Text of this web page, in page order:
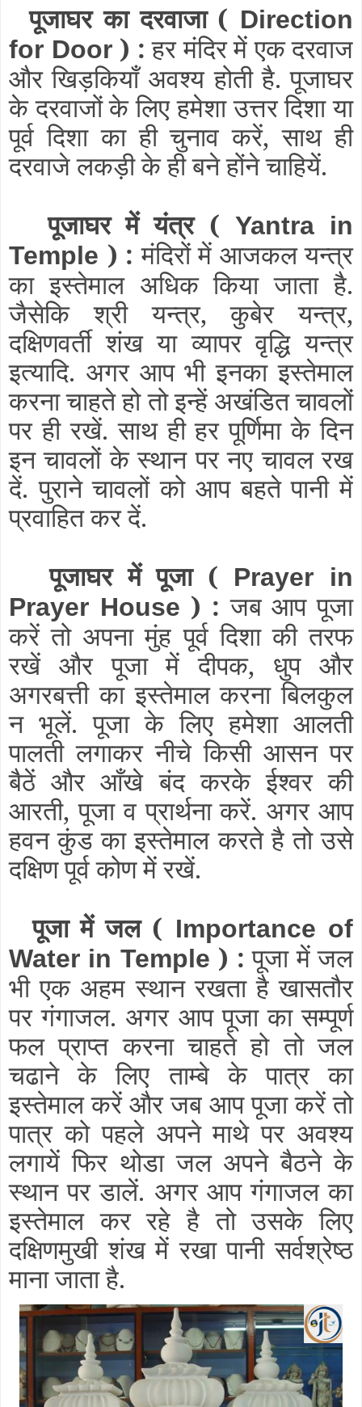
पूजाघर का दरवाजा ( Direction
for Door ) :हर मंदिर में एक दरवाज
और खिड़कियाँ अवश्य होती है. पूजाघर
के दरवाजों के लिए हमेशा उत्तर दिशा या
पूर्व दिशा का ही चुनाव करें, साथ ही
दरवाजे लकड़ी के ही बने होंने चाहियें.
पूजाघर में यंत्र ( Yantra in
Temple ) :मंदिरों में आजकल यन्त्र
का इस्तेमाल अधिक किया जाता है.
जैसेकि श्री यन्त्र, कुबेर यन्त्र,
दक्षिणवर्ती शंख या व्यापर वृद्धि यन्त्र
इत्यादि. अगर आप भी इनका इस्तेमाल
करना चाहते हो तो इन्हें अखंडित चावलों
पर ही रखें. साथ ही हर पूर्णिमा के दिन
इन चावलों के स्थान पर नए चावल रख
दें. पुराने चावलों को आप बहते पानी में
प्रवाहित कर दें.
पूजाघर में पूजा ( Prayer in
Prayer House ) :जब आप पूजा
करें तो अपना मुंह पूर्व दिशा की तरफ
रखें और पूजा में दीपक, धुप और
अगरबत्ती का इस्तेमाल करना बिलकुल
न भूलें. पूजा के लिए हमेशा आलती
पालती लगाकर नीचे किसी आसन पर
बैठें और आँखे बंद करके ईश्वर की
आरती, पूजा व प्रार्थना करें. अगर आप
हवन कुंड का इस्तेमाल करते है तो उसे
दक्षिण पूर्व कोण में रखें.
पूजा में जल ( Importance of
Water in Temple ) :पूजा में जल
भी एक अहम स्थान रखता है खासतौर
पर गंगाजल. अगर आप पूजा का सम्पूर्ण
फल प्राप्त करना चाहते हो तो जल
चढाने के लिए ताम्बे के पात्र का
इस्तेमाल करें और जब आप पूजा करें तो
पात्र को पहले अपने माथे पर अवश्य
लगायें फिर थोडा जल अपने बैठने के
स्थान पर डालें. अगर आप गंगाजल का
इस्तेमाल कर रहे है तो उसके लिए
दक्षिणमुखी शंख में रखा पानी सर्वश्रेष्ठ
माना जाता है.